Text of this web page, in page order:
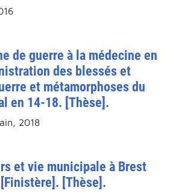
de guerre à la médecine en
des blessés et
et métamorphoses du
en 14-18. [Thèse].
2018
et vie municipale à Brest
[Thèse].